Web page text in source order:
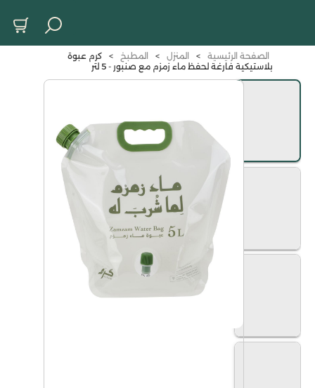
الصفحة الرئيسية > المنزل > المطبخ >
كرم عبوة
بلاستيكية فارغة لحفظ ماء زمزم مع صنبور - 5 لتر